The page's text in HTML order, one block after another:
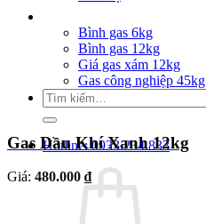
Bình gas 6kg
Bình gas 12kg
Giá gas xám 12kg
Gas công nghiệp 45kg
Tìm
kiếm:
Hotline: 0933.234.833
Gas Dầu Khí Xanh 12kg
Giá: 480.000 ₫